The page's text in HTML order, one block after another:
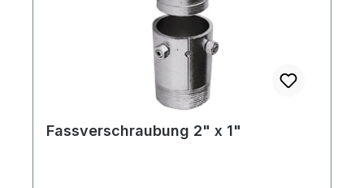
Fassverschraubung 2" x 1"